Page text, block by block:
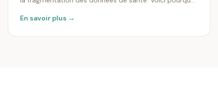
solution.
En savoir plus →